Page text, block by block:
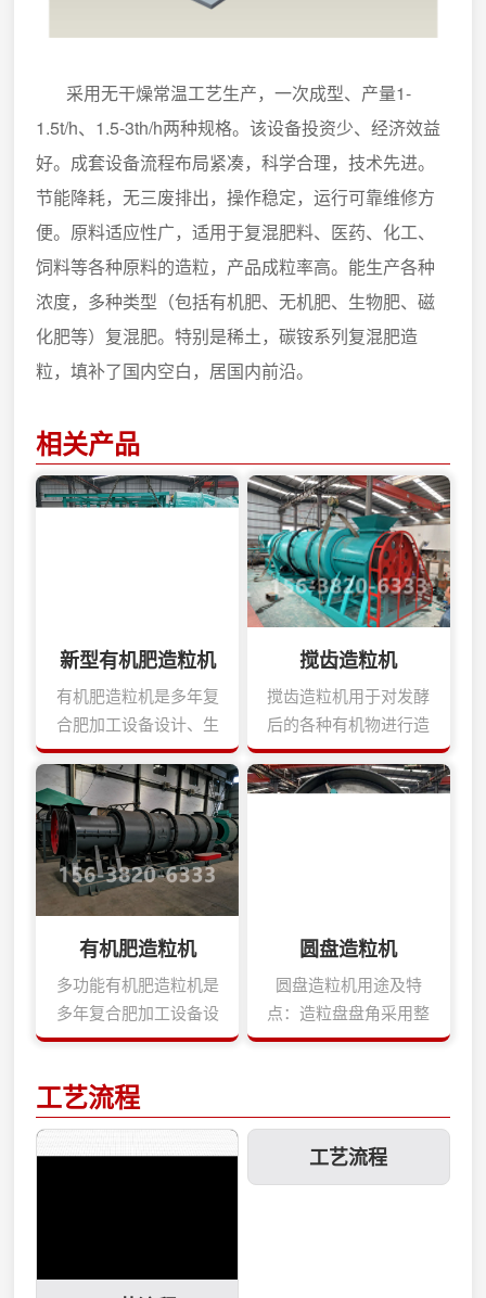
采用无干燥常温工艺生产，一次成型、产量1-
1.5t/h、1.5-3th/h两种规格。该设备投资少、经济效益
好。成套设备流程布局紧凑，科学合理，技术先进。
节能降耗，无三废排出，操作稳定，运行可靠维修方
便。原料适应性广，适用于复混肥料、医药、化工、
饲料等各种原料的造粒，产品成粒率高。能生产各种
浓度，多种类型（包括有机肥、无机肥、生物肥、磁
化肥等）复混肥。特别是稀土，碳铵系列复混肥造
粒，填补了国内空白，居国内前沿。
相关产品
新型有机肥造粒机
有机肥造粒机是多年复
合肥加工设备设计、生
产经验研制而成的新科
技产品。它用于对发酵
后的各种有机物进行造
粒，突破常规的有机物
造粒工艺，造粒前不用
对原料进行干燥、粉
碎，直接配料就可以加
工出球状颗粒，可节省
大量能源。新型有机肥
造粒机特点：·生产的颗
粒为球状。·有机物含量
粒。·利用有机物微粒在
作用力下，能互相镶嵌
搅齿造粒机
搅齿造粒机用于对发酵
后的各种有机物进行造
粒，突破常规的有机物
造粒工艺，造粒前不用
品种有Φ600、Φ800、
Φ1000、Φ1200、
Φ1800、Φ2000等规
格，也可根据用户要
的外壳均采用加厚的无
缝钢管，坚固耐用，不
有机肥造粒机
多功能有机肥造粒机是
多年复合肥加工设备设
计、生产经验研制而成
对发酵后的各种有机物
进行造粒，突破常规的
有机物造粒工艺，造粒
圆盘造粒机
圆盘造粒机用途及特
点：造粒盘盘角采用整
体圆弧结构,成粒率可达
作业,大大降低了劳动强
度,提高了劳动效率,减
速机与电动机采用柔性
工艺流程
工艺流程